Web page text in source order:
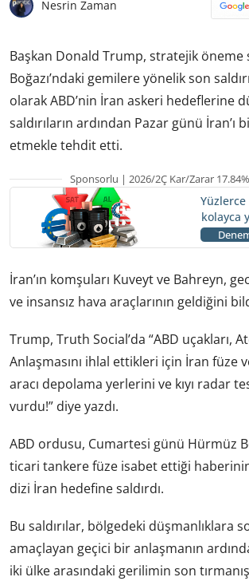
Nesrin Zaman
Başkan Donald Trump, stratejik öneme
Boğazı’ndaki gemilere yönelik son
olarak ABD’nin İran askeri hedeflerine
saldırıların ardından Pazar günü İran’ı
etmekle tehdit etti.
Sponsorlu | 2026/2Ç Kar/Zarar
kolayca
İran’ın komşuları Kuveyt ve Bahreyn,
ve insansız hava araçlarının geldiğini
Trump, Truth Social’da “ABD uçakları,
Anlaşmasını ihlal ettikleri için İran füze
aracı depolama yerlerini ve kıyı radar
vurdu!” diye yazdı.
ABD ordusu, Cumartesi günü Hürmüz
ticari tankere füze isabet ettiği
dizi İran hedefine saldırdı.
Bu saldırılar, bölgedeki düşmanlıklara
amaçlayan geçici bir anlaşmanın
iki ülke arasındaki gerilimin son